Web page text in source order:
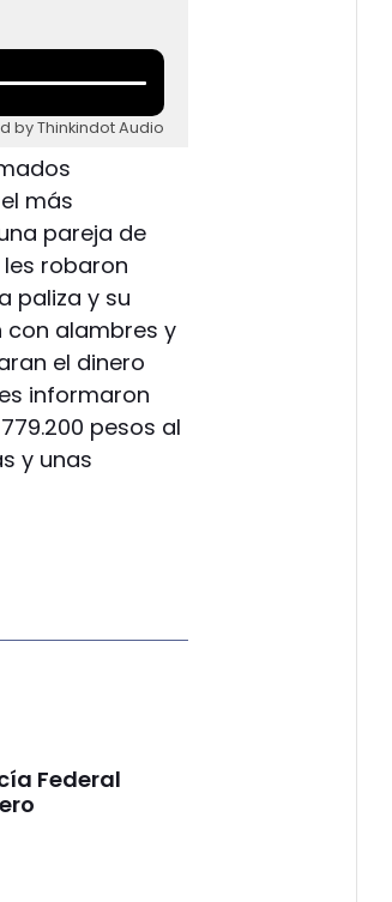
by Thinkindot Audio
más
pareja de
robaron
paliza y su
con alambres y
el dinero
informaron
pesos al
y unas
Federal